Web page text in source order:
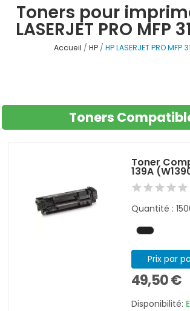
Toners pour
LASERJET PRO MFP
Accueil HP HP LASERJET PRO MFP
Toners
Toner
139A
Quantité :
Prix par
49,50 €
Disponibilité: